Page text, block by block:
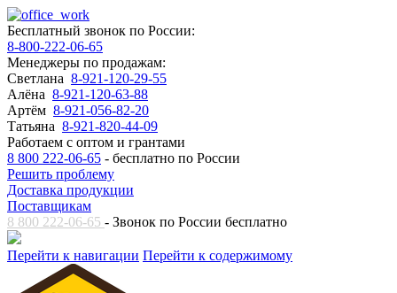
Бесплатный звонок по России:
8-800-222-06-65
Менеджеры по продажам:
Светлана 8-921-120-29-55
Алёна 8-921-120-63-88
Артём 8-921-056-82-20
Татьяна 8-921-820-44-09
Работаем с оптом и грантами
8 800 222-06-65 - бесплатно по России
Решить проблему
Доставка продукции
Поставщикам
8 800 222-06-65 - Звонок по России бесплатно
Перейти к навигации Перейти к содержимому